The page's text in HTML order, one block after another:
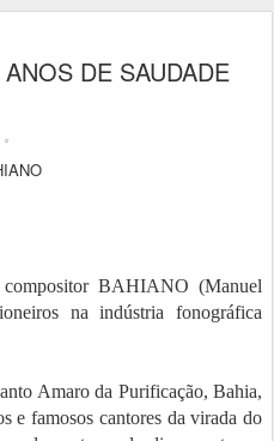
DE SAUDADE
BAHIANO (Manuel
na indústria fonográfica
Amaro da Purificação, Bahia,
e famosos cantores da virada do